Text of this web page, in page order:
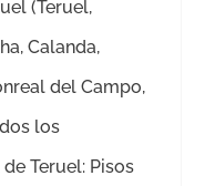
(Teruel,
Calanda,
del Campo,
los
Teruel: Pisos